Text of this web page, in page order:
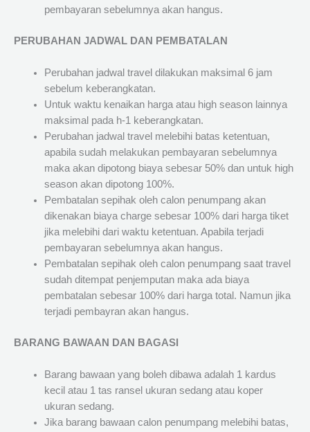
pembayaran sebelumnya akan hangus.
PERUBAHAN JADWAL DAN PEMBATALAN
Perubahan jadwal travel dilakukan maksimal 6 jam
sebelum keberangkatan.
Untuk waktu kenaikan harga atau high season lainnya
maksimal pada h-1 keberangkatan.
Perubahan jadwal travel melebihi batas ketentuan,
apabila sudah melakukan pembayaran sebelumnya
maka akan dipotong biaya sebesar 50% dan untuk high
season akan dipotong 100%.
Pembatalan sepihak oleh calon penumpang akan
dikenakan biaya charge sebesar 100% dari harga tiket
jika melebihi dari waktu ketentuan. Apabila terjadi
pembayaran sebelumnya akan hangus.
Pembatalan sepihak oleh calon penumpang saat travel
sudah ditempat penjemputan maka ada biaya
pembatalan sebesar 100% dari harga total. Namun jika
terjadi pembayran akan hangus.
BARANG BAWAAN DAN BAGASI
Barang bawaan yang boleh dibawa adalah 1 kardus
kecil atau 1 tas ransel ukuran sedang atau koper
ukuran sedang.
Jika barang bawaan calon penumpang melebihi batas,